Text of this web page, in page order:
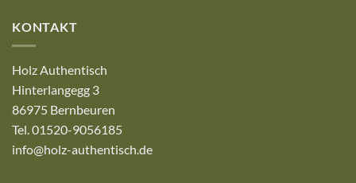
KONTAKT
Holz Authentisch
Hinterlangegg 3
86975 Bernbeuren
Tel. 01520-9056185
info@holz-authentisch.de